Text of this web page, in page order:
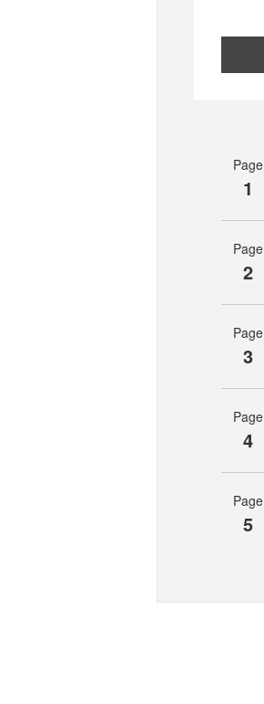
Page
1
Page
2
Page
3
Page
4
Page
5